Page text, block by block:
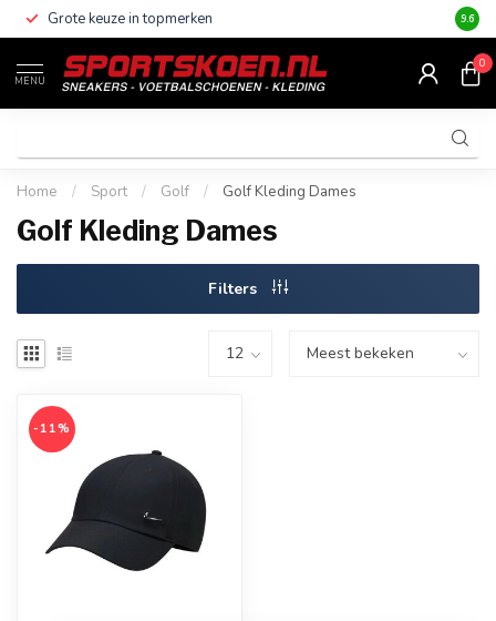
Grote keuze in topmerken Altijd
9.6
MENU
0
Home / Sport / Golf / Golf Kleding Dames
Golf Kleding Dames
Filters
-11%